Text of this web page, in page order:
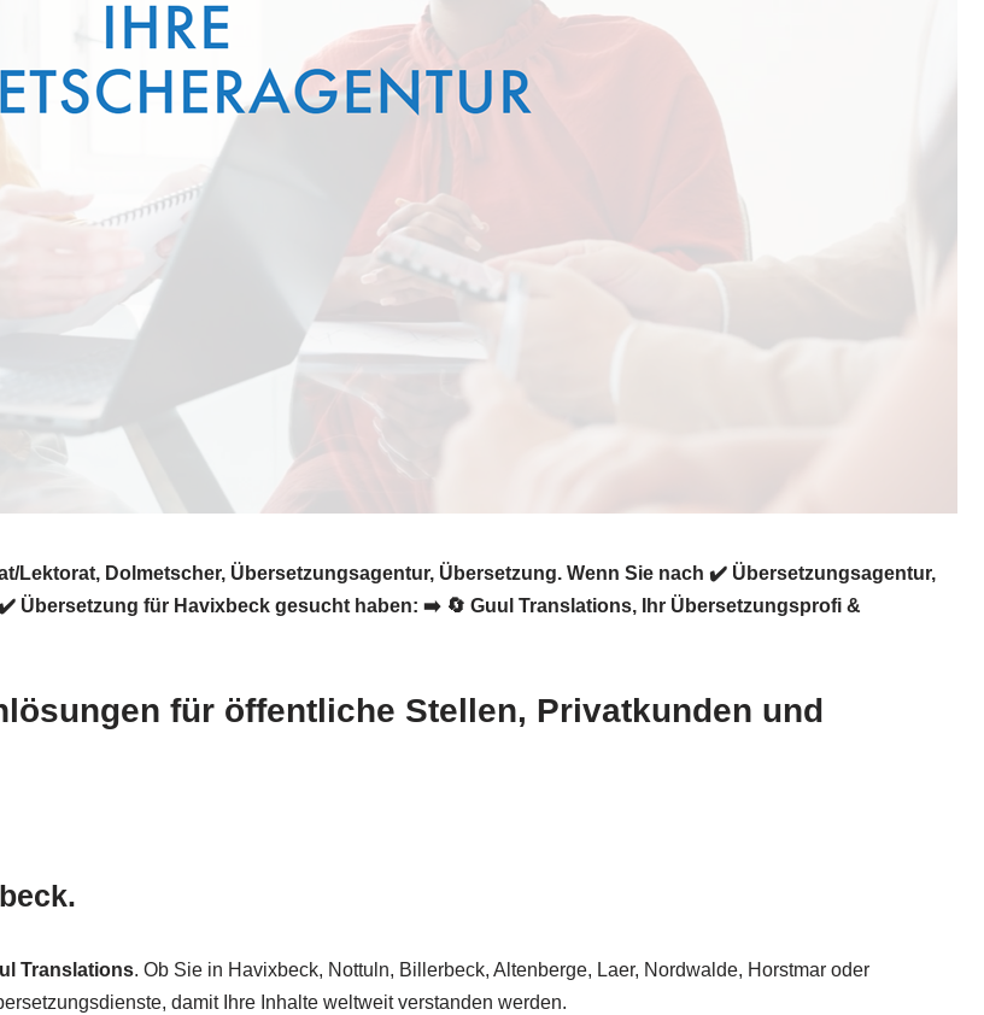
Dolmetscher, Übersetzungsagentur, Übersetzung. Wenn Sie nach ✔️ Übersetzungsagentur,
Übersetzung für Havixbeck gesucht haben: ➡️ 🔄 Guul Translations, Ihr Übersetzungsprofi &
für öffentliche Stellen, Privatkunden und
Translations. Ob Sie in Havixbeck, Nottuln, Billerbeck, Altenberge, Laer, Nordwalde, Horstmar oder
damit Ihre Inhalte weltweit verstanden werden.